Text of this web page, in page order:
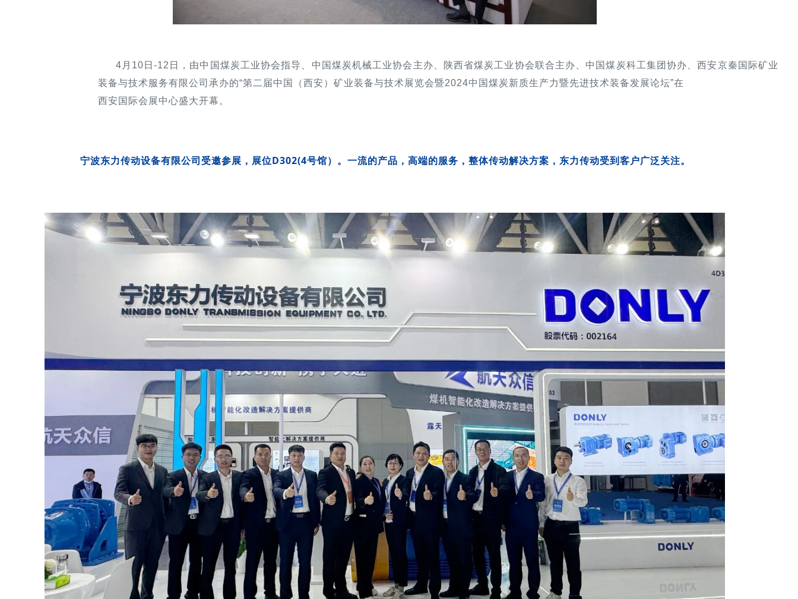
4月10日-12日，由中国煤炭工业协会指导、中国煤炭机械工业协会主办、陕西省煤炭工业协会联合主办、中国煤炭科工集团协办、西安京秦国际矿业
装备与技术服务有限公司承办的“第二届中国（西安）矿业装备与技术展览会暨2024中国煤炭新质生产力暨先进技术装备发展论坛”在
西安国际会展中心盛大开幕。
宁波东力传动设备有限公司受邀参展，展位D302(4号馆）。一流的产品，高端的服务，整体传动解决方案，东力传动受到客户广泛关注。